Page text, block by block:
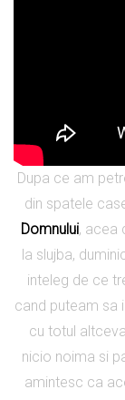
Dupa ce am
din spatele
Domnului, acea
la slujba,
inteleg de ce
cand puteam sa
cu totul
nicio noima si
amintesc ca